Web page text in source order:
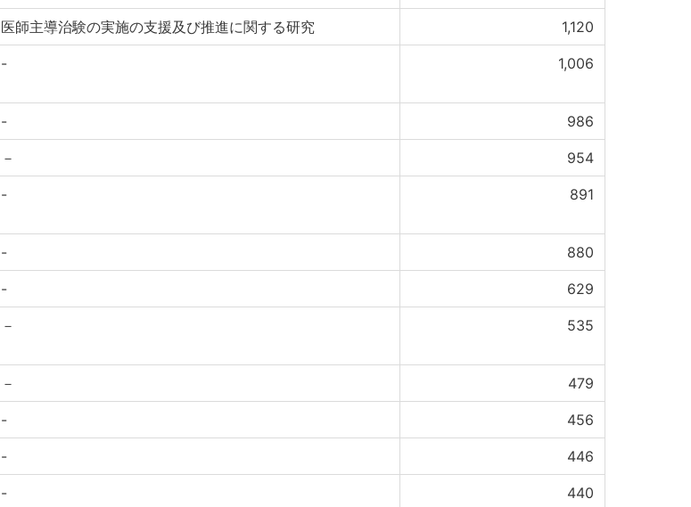
医師主導治験の実施の支援及び推進に関する研究 1,120
- 1,006
- 986
－ 954
- 891
- 880
- 629
－ 535
－ 479
- 456
- 446
- 440